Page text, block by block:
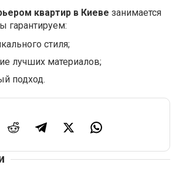
квартир в Киеве занимается
гарантируем:
стиля;
лучших материалов;
подход.